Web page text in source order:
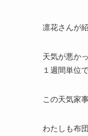
凛花さんが
天気が悪か
１週間単位
この天気家
わたしも布